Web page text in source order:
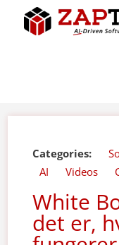
Categories:
AI
Videos
White
det er,